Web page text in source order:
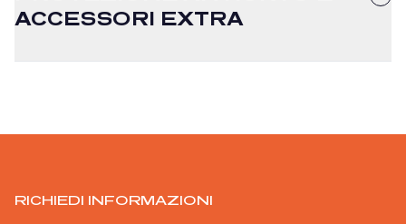
ACCESSORI EXTRA
RICHIEDI INFORMAZIONI